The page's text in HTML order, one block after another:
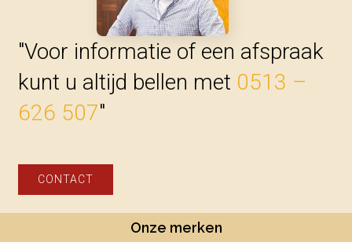
"Voor informatie of een afspraak
kunt u altijd bellen met 0513 –
626 507"
CONTACT
Onze merken